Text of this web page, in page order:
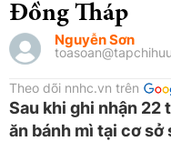
Đồng Tháp
Nguyễn Sơn
Theo dõi nnhc.vn trên
Sau khi ghi nhận 22
ăn bánh mì tại cơ sở